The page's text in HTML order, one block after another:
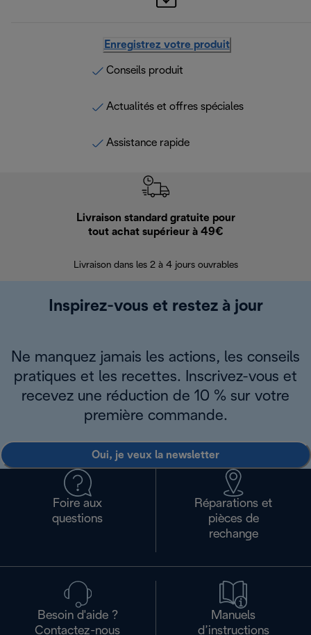
Enregistrez votre produit
Conseils produit
Actualités et offres spéciales
Assistance rapide
Livraison standard gratuite pour
tout achat supérieur à 49€
Livraison dans les 2 à 4 jours ouvrables
Inspirez-vous et restez à jour
Ne manquez jamais les actions, les conseils
pratiques et les recettes. Inscrivez-vous et
recevez une réduction de 10 % sur votre
première commande.
Oui, je veux la newsletter
Foire aux
questions
Réparations et
pièces de
rechange
Besoin d'aide ?
Contactez-nous
Manuels
d’instructions